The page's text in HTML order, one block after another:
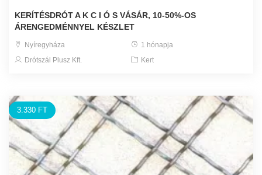
KERÍTÉSDRÓT A K C I Ó S VÁSÁR, 10-50%-OS
ÁRENGEDMÉNNYEL KÉSZLET
Nyíregyháza
1 hónapja
Drótszál Plusz Kft.
Kert
3.330 FT